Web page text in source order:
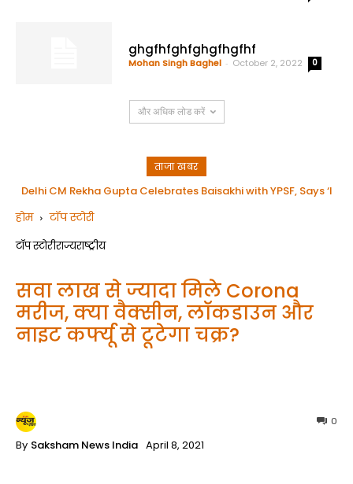
ghgfhfghfghgfhgfhf
Mohan Singh Baghel - October 2, 2022 0
और अधिक लोड करें